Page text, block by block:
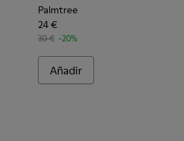
Palmtree
24 €
30 € -20%
Añadir